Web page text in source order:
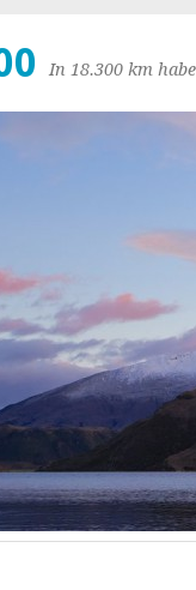
In 18.300 km